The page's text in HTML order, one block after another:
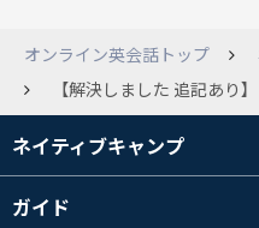
オンライン英会話トップ
【解決しました 追記あり】レッスン中にメモを見ながら受けるのって？ 異文化コミュニケーションやトピックトークを 受ける際に予習したメモや前回のレッスンメモ（同じ内容を受ける場合）を見ることって どう思いますか？ メモは紙で受講はスマホアプリです。 メモを見てレッスンを受けたことがなく、 皆さんどうされているかなあと。 真っ白になって言いたいこと言えなくなりそうで。 異文化コミュニケーションとトピックトーク、 どちらも日本人の先生で一度ずつ受講したことが あるのですが今後他の国の先生の今すぐ
ネイティブキャンプ
ガイド